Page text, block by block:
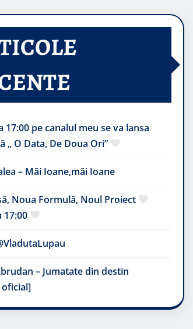
17:00 pe canalul meu se va lansa
„ O Data, De Doua Ori”
– Măi Ioane,măi Ioane
Noua Formulă, Noul Proiect
17:00
– Jumatate din destin